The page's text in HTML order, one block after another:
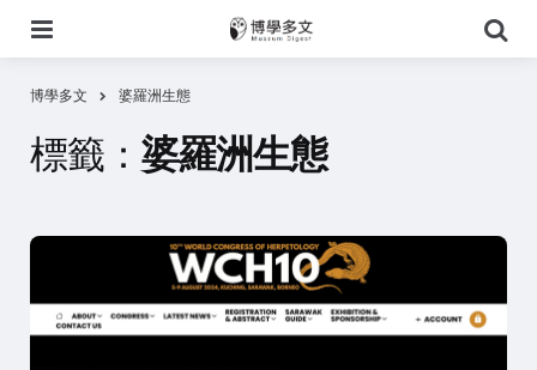
尋
博學多文 婆羅洲生態
標籤： 婆羅洲生態